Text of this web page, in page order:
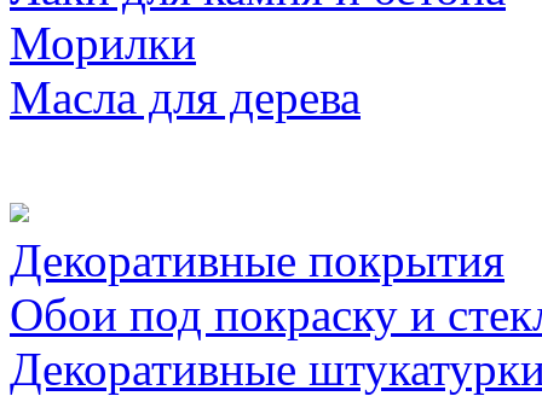
Морилки
Масла для дерева
Декоративные покрытия
Обои под покраску и
Декоративные